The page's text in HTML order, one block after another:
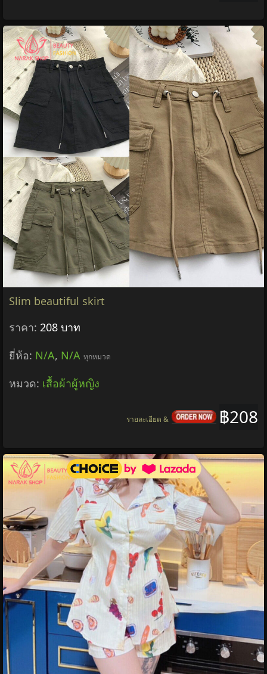
Slim beautiful skirt
ราคา: 208 บาท
ยี่ห้อ: N/A, N/A ทุกหมวด
หมวด: เสื้อผ้าผู้หญิง
฿208
รายละเอียด &